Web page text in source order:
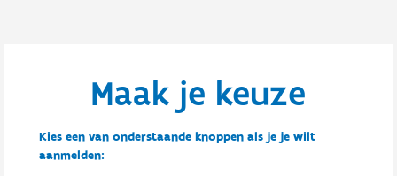
Maak je keuze
Kies een van onderstaande knoppen als je je wilt
aanmelden: